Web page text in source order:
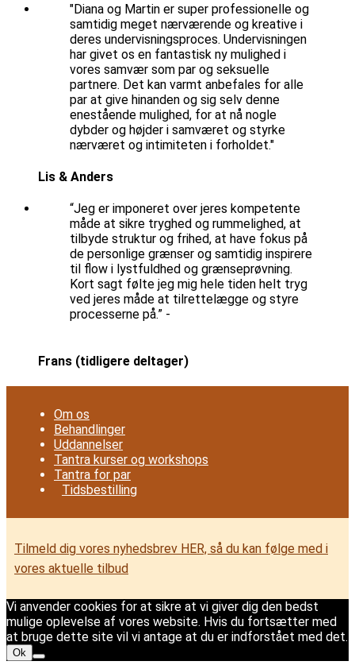
"Diana og Martin er super professionelle og
samtidig meget nærværende og kreative i
deres undervisningsproces. Undervisningen
har givet os en fantastisk ny mulighed i
vores samvær som par og seksuelle
partnere. Det kan varmt anbefales for alle
par at give hinanden og sig selv denne
enestående mulighed, for at nå nogle
dybder og højder i samværet og styrke
nærværet og intimiteten i forholdet."
Lis & Anders
“Jeg er imponeret over jeres kompetente
måde at sikre tryghed og rummelighed, at
tilbyde struktur og frihed, at have fokus på
de personlige grænser og samtidig inspirere
til flow i lystfuldhed og grænseprøvning.
Kort sagt følte jeg mig hele tiden helt tryg
ved jeres måde at tilrettelægge og styre
processerne på.” -
Frans (tidligere deltager)
Om os
Behandlinger
Uddannelser
Tantra kurser og workshops
Tantra for par
Tidsbestilling
Tilmeld dig vores nyhedsbrev HER, så du kan følge med i
vores aktuelle tilbud
Vi anvender cookies for at sikre at vi giver dig den bedst
mulige oplevelse af vores website. Hvis du fortsætter med
at bruge dette site vil vi antage at du er indforstået med det.
Ok